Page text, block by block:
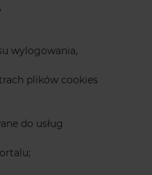
wylogowania,
plików cookies
do usług